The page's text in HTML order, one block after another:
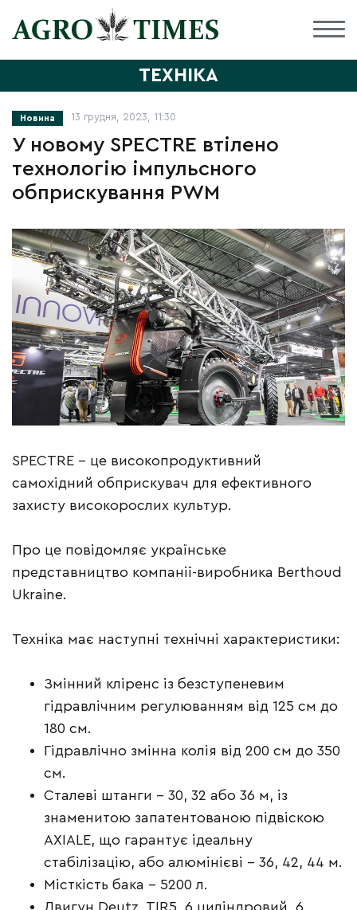
ТЕХНІКА
Новина 13 грудня, 2023, 11:30
У новому SPECTRE втілено
технологію імпульсного
обприскування PWM
SPECTRE – це високопродуктивний
самохідний обприскувач для ефективного
захисту високорослих культур.
Про це повідомляє українське
представництво компанії-виробника Berthoud
Ukraine.
Техніка має наступні технічні характеристики:
Змінний кліренс із безступеневим
гідравлічним регулюванням від 125 см до
180 см.
Гідравлічно змінна колія від 200 см до 350
см.
Сталеві штанги – 30, 32 або 36 м, із
знаменитою запатентованою підвіскою
AXIALE, що гарантує ідеальну
стабілізацію, або алюмінієві – 36, 42, 44 м.
Місткість бака – 5200 л.
Двигун Deutz, TIR5, 6 циліндровий, 6